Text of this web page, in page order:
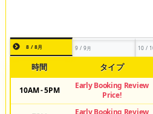
8 / 8月 9 / 9月 10 /
時間 タイプ
10AM - 5PM
Early Booking Review
Price!
Early Booking Review